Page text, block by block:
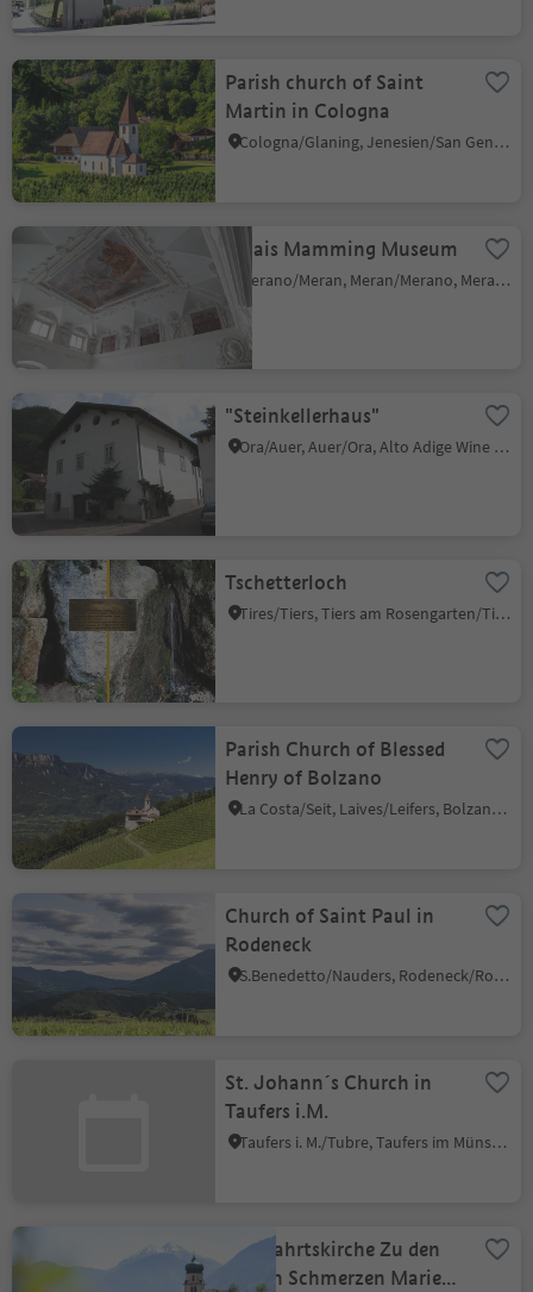
Parish church of Saint
Martin in Cologna
Cologna/Glaning, Jenesien/San Genesio Atesino, Bolzano/Bozen and environs
Palais Mamming Museum
Merano/Meran, Meran/Merano, Meran/Merano and environs
"Steinkellerhaus"
Ora/Auer, Auer/Ora, Alto Adige Wine Road
Tschetterloch
Tires/Tiers, Tiers am Rosengarten/Tires al Catinaccio, Dolomites Region Seiser Alm
Parish Church of Blessed
Henry of Bolzano
La Costa/Seit, Laives/Leifers, Bolzano/Bozen and environs
Church of Saint Paul in
Rodeneck
S.Benedetto/Nauders, Rodeneck/Rodengo, Brixen/Bressanone and environs
St. Johann´s Church in
Taufers i.M.
Taufers i. M./Tubre, Taufers im Münstertal/Tubre, Vinschgau/Val Venosta
Wallfahrtskirche Zu den
Sieben Schmerzen Mariens